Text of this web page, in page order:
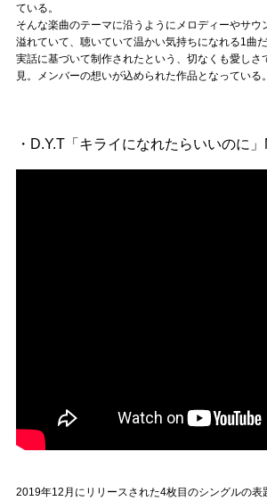
ている。
そんな楽曲のテーマに沿うようにメロディーやサウ
溢れていて、聴いていて温かい気持ちになれる1曲だ
実話に基づいて制作されたという、切なくも愛しさ
見。メンバーの想いが込められた作品となっている。
・D.Y.T「キライになれたらいいのに
2019年12月にリリースされた4枚目のシングルの表